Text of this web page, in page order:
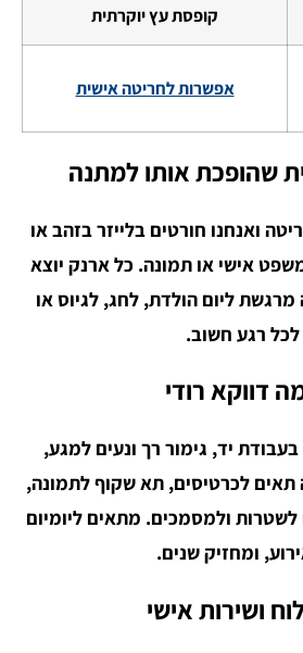
קופסת עץ יוקרתית
אפשרות לחריטה אישית
שהופכת אותו למתנה
ואנחנו חורטים בלייזר בזהב או
אישי או תמונה. כל ארנק יוצא
מרגשת ליום הולדת, לחג, לגיוס או
לכל רגע חשוב.
דווקא רודי
יד, גימור רך ונעים למגע,
לכרטיסים, תא שקוף לתמונה,
ולמסמכים. מתאים ליומיום
ומחזיק שנים.
ושירות אישי